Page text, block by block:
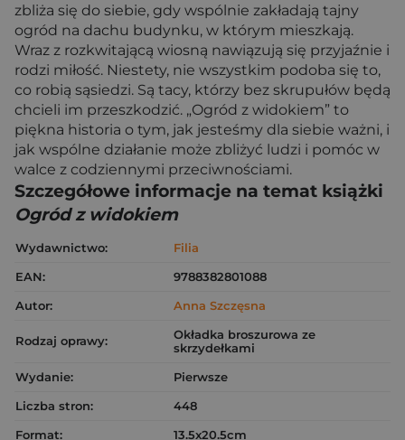
zbliża się do siebie, gdy wspólnie zakładają tajny
ogród na dachu budynku, w którym mieszkają.
Wraz z rozkwitającą wiosną nawiązują się przyjaźnie i
rodzi miłość. Niestety, nie wszystkim podoba się to,
co robią sąsiedzi. Są tacy, którzy bez skrupułów będą
chcieli im przeszkodzić. „Ogród z widokiem” to
piękna historia o tym, jak jesteśmy dla siebie ważni, i
jak wspólne działanie może zbliżyć ludzi i pomóc w
walce z codziennymi przeciwnościami.
Szczegółowe informacje na temat książki
Ogród z widokiem
Wydawnictwo:
Filia
EAN:
9788382801088
Autor:
Anna Szczęsna
Rodzaj oprawy:
Okładka broszurowa ze
skrzydełkami
Wydanie:
Pierwsze
Liczba stron:
448
Format:
13.5x20.5cm